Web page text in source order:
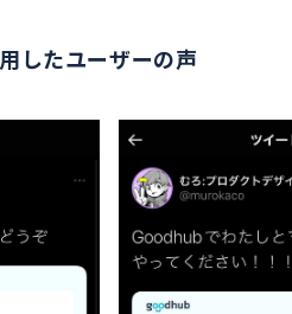
したユーザーの声